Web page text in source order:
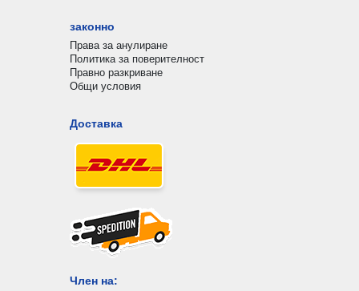
законно
Права за анулиране
Политика за поверителност
Правно разкриване
Общи условия
Доставка
Член на: